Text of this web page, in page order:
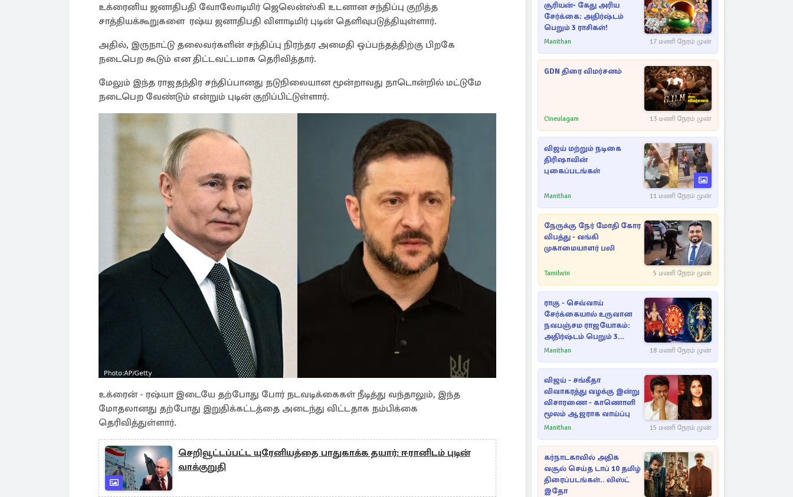
உக்ரைனிய ஜனாதிபதி வோலோடிமிர் ஜெலென்ஸ்கி உடனான சந்திப்பு குறித்த
சாத்தியக்கூறுகளை ரஷ்ய ஜனாதிபதி விளாடிமிர் புடின் தெளிவுபடுத்தியுள்ளார்.
அதில், இருநாட்டு தலைவர்களின் சந்திப்பு நிரந்தர அமைதி ஒப்பந்தத்திற்கு பிறகே
நடைபெற கூடும் என திட்டவட்டமாக தெரிவித்தார்.
மேலும் இந்த ராஜதந்திர சந்திப்பானது நடுநிலையான மூன்றாவது நாடொன்றில் மட்டுமே
நடைபெற வேண்டும் என்றும் புடின் குறிப்பிட்டுள்ளார்.
உக்ரைன் - ரஷ்யா இடையே தற்போது போர் நடவடிக்கைகள் நீடித்து வந்தாலும், இந்த
மோதலானது தற்போது இறுதிக்கட்டத்தை அடைந்து விட்டதாக நம்பிக்கை
தெரிவித்துள்ளார்.
செறிவூட்டப்பட்ட யுரேனியத்தை பாதுகாக்க தயார்: ஈரானிடம் புடின்
வாக்குறுதி
சூரியன்- கேது அரிய
சேர்க்கை: அதிர்ஷ்டம்
பெறும் 3 ராசிகள்!
Manithan 17 மணி நேரம் முன்
GDN திரை விமர்சனம்
Cineulagam 13 மணி நேரம் முன்
விஜய் மற்றும் நடிகை
திரிஷாவின்
புகைப்படங்கள்
Manithan 11 மணி நேரம் முன்
நேருக்கு நேர் மோதி கோர
விபத்து - வங்கி
முகாமையாளர் பலி
Tamilwin 5 மணி நேரம் முன்
ராகு - செவ்வாய்
சேர்க்கையால் உருவான
நவபஞ்சம ராஜயோகம்:
அதிர்ஷ்டம் பெறும் 3
ராசிகள்!
Manithan 18 மணி நேரம் முன்
விஜய் - சங்கீதா
விவாகரத்து வழக்கு இன்று
விசாரணை - காணொளி
மூலம் ஆஜராக வாய்ப்பு
Manithan 15 மணி நேரம் முன்
கர்நாடகாவில் அதிக
வசூல் செய்த டாப் 10 தமிழ்
திரைப்படங்கள்.. லிஸ்ட்
இதோ